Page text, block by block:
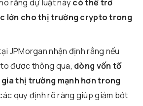
rằng dự luật này có thể trở
lớn cho thị trường crypto trong
JPMorgannhận định rằng nếu
được thông qua, dòng vốn tổ
thị trường mạnh hơn trong
quy định rõ ràng giúp giảm bớt